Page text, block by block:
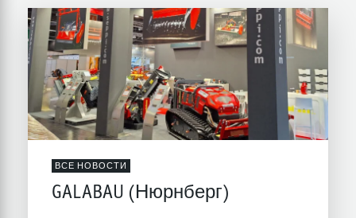
ВСЕ НОВОСТИ
GALABAU (Нюрнберг)